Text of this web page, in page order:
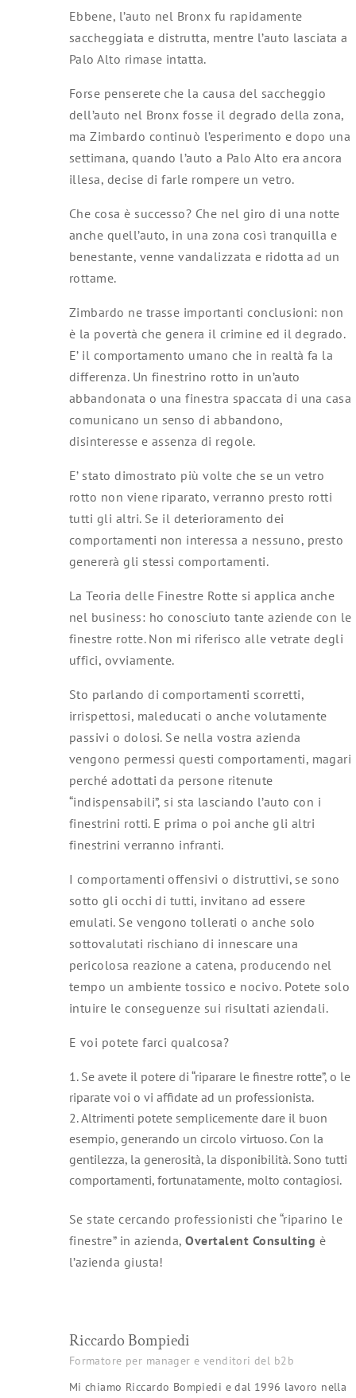
Ebbene, l’auto nel Bronx fu rapidamente
saccheggiata e distrutta, mentre l’auto lasciata a
Palo Alto rimase intatta.
Forse penserete che la causa del saccheggio
dell’auto nel Bronx fosse il degrado della zona,
ma Zimbardo continuò l’esperimento e dopo una
settimana, quando l’auto a Palo Alto era ancora
illesa, decise di farle rompere un vetro.
Che cosa è successo? Che nel giro di una notte
anche quell’auto, in una zona così tranquilla e
benestante, venne vandalizzata e ridotta ad un
rottame.
Zimbardo ne trasse importanti conclusioni: non
è la povertà che genera il crimine ed il degrado.
E’ il comportamento umano che in realtà fa la
differenza. Un finestrino rotto in un’auto
abbandonata o una finestra spaccata di una casa
comunicano un senso di abbandono,
disinteresse e assenza di regole.
E’ stato dimostrato più volte che se un vetro
rotto non viene riparato, verranno presto rotti
tutti gli altri. Se il deterioramento dei
comportamenti non interessa a nessuno, presto
genererà gli stessi comportamenti.
La Teoria delle Finestre Rotte si applica anche
nel business: ho conosciuto tante aziende con le
finestre rotte. Non mi riferisco alle vetrate degli
uffici, ovviamente.
Sto parlando di comportamenti scorretti,
irrispettosi, maleducati o anche volutamente
passivi o dolosi. Se nella vostra azienda
vengono permessi questi comportamenti, magari
perché adottati da persone ritenute
“indispensabili”, si sta lasciando l’auto con i
finestrini rotti. E prima o poi anche gli altri
finestrini verranno infranti.
I comportamenti offensivi o distruttivi, se sono
sotto gli occhi di tutti, invitano ad essere
emulati. Se vengono tollerati o anche solo
sottovalutati rischiano di innescare una
pericolosa reazione a catena, producendo nel
tempo un ambiente tossico e nocivo. Potete solo
intuire le conseguenze sui risultati aziendali.
E voi potete farci qualcosa?
Se avete il potere di “riparare le finestre rotte”, o le
riparate voi o vi affidate ad un professionista.
Altrimenti potete semplicemente dare il buon
esempio, generando un circolo virtuoso. Con la
gentilezza, la generosità, la disponibilità. Sono tutti
comportamenti, fortunatamente, molto contagiosi.
Se state cercando professionisti che “riparino le
finestre” in azienda,Overtalent Consulting è
l’azienda giusta!
Riccardo Bompiedi
Formatore per manager e venditori del b2b
Mi chiamo Riccardo Bompiedi e dal 1996 lavoro nella